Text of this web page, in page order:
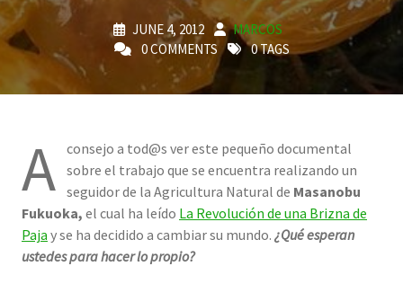
JUNE 4, 2012
MARCOS
0 COMMENTS
0 TAGS
A consejo a tod@s ver este pequeño documental
sobre el trabajo que se encuentra realizando un
seguidor de la Agricultura Natural de Masanobu
Fukuoka, el cual ha leído La Revolución de una Brizna de
Paja y se ha decidido a cambiar su mundo. ¿Qué esperan
ustedes para hacer lo propio?